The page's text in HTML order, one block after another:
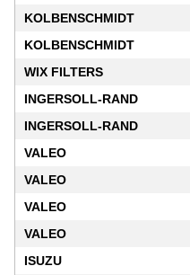
KOLBENSCHMIDT
KOLBENSCHMIDT
WIX FILTERS
INGERSOLL-RAND
INGERSOLL-RAND
VALEO
VALEO
VALEO
VALEO
ISUZU